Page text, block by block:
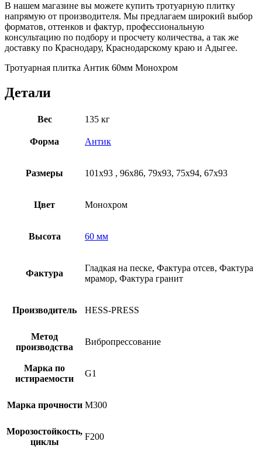
В нашем магазине вы можете купить тротуарную плитку
напрямую от производителя. Мы предлагаем широкий выбор
форматов, оттенков и фактур, профессиональную
консультацию по подбору и просчету количества, а так же
доставку по Краснодару, Краснодарскому краю и Адыгее.
Тротуарная плитка Антик 60мм Монохром
Детали
Вес 135 кг
Форма Антик
Размеры 101х93 , 96х86, 79х93, 75х94, 67х93
Цвет Монохром
Высота 60 мм
Фактура
Гладкая на песке, Фактура отсев, Фактура
мрамор, Фактура гранит
Производитель HESS-PRESS
Метод
производства
Вибропрессование
Марка по
истираемости
G1
Марка прочности М300
Морозостойкость,
циклы
F200